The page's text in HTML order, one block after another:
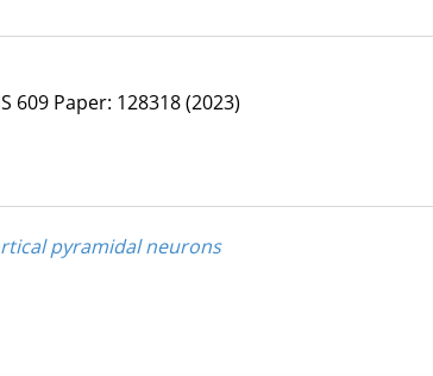
609 Paper: 128318(2023)
pyramidal neurons